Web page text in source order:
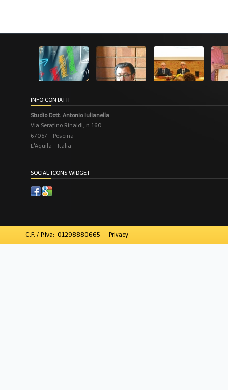
INFO CONTATTI
Studio Dott. Antonio Iulianella
Via Serafino Rinaldi, n.160
67057 - Pescina
L'Aquila - Italia
SOCIAL ICONS WIDGET
C.F. / P.Iva: 01298880665 - Privacy